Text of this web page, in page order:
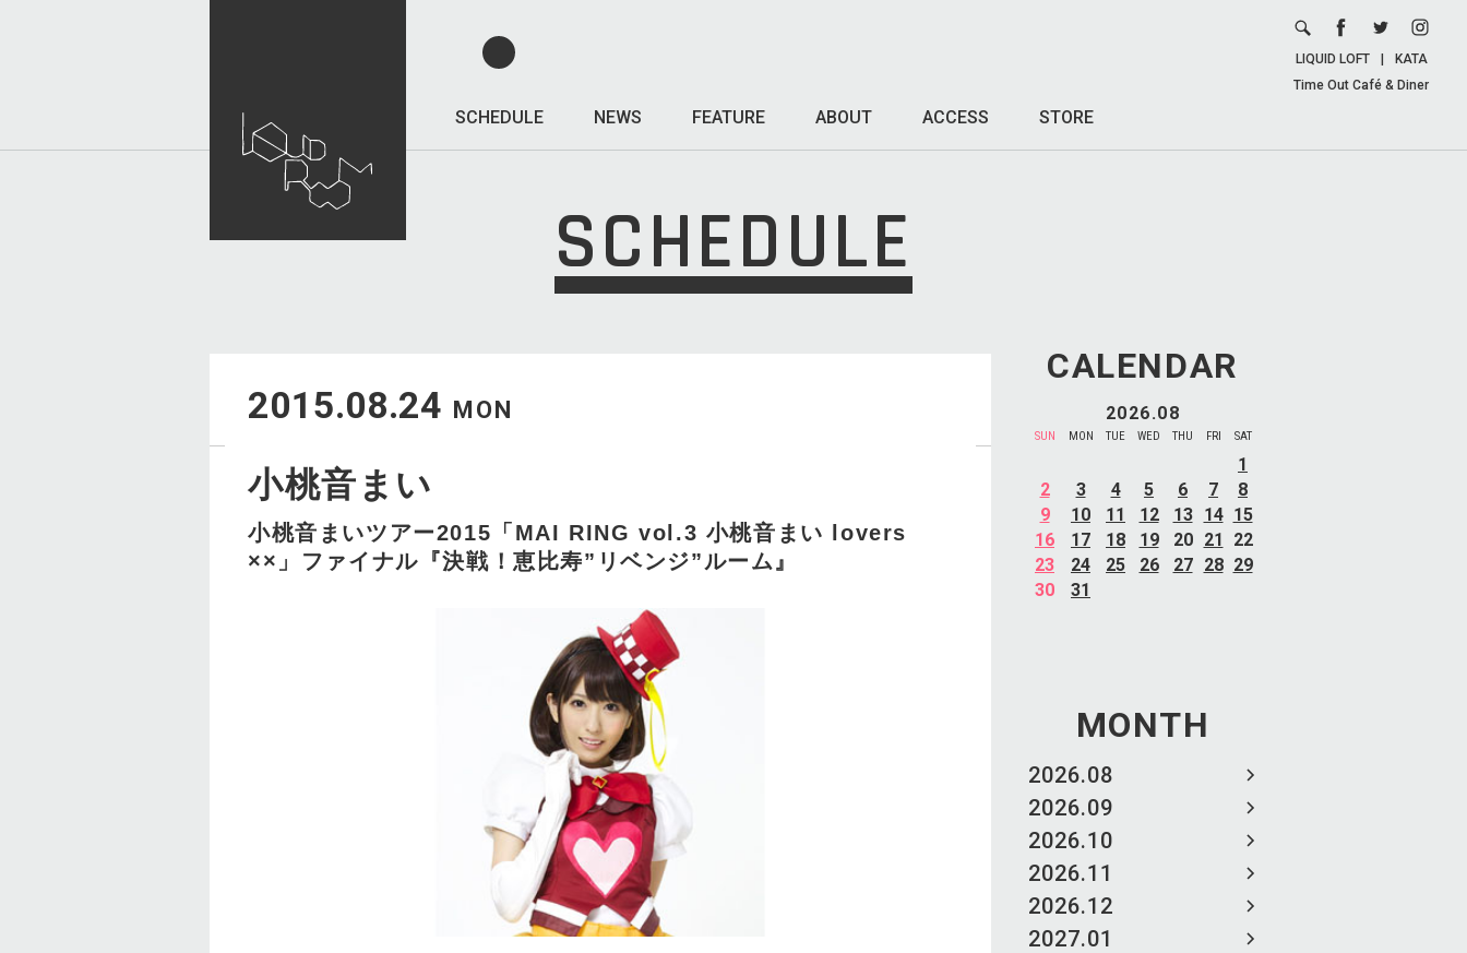
SCHEDULE NEWS FEATURE ABOUT ACCESS STORE
LIQUID LOFT
KATA
Time Out Café & Diner
SCHEDULE
CALENDAR
2026.08
SUN MON TUE WED THU FRI SAT
1
2
3 4 5 6 7
8
9
10 11 12 13 14 15
16
17 18 19 20 21
22
23
24 25 26 27 28 29
30
31
MONTH
2026.08
2026.09
2026.10
2026.11
2026.12
2027.01
2015.08.24 MON
小桃音まい
小桃音まいツアー2015「MAI RING vol.3 小桃音まい lovers
××」ファイナル『決戦！恵比寿”リベンジ”ルーム』